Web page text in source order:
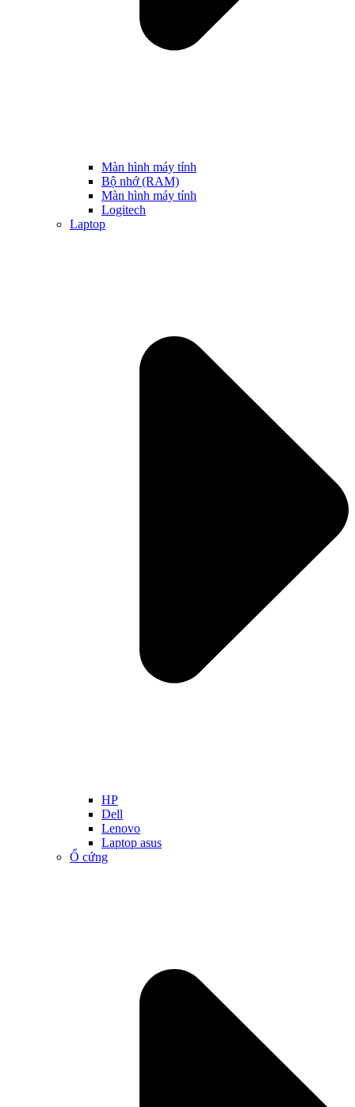
Màn hình máy tính
Bộ nhớ (RAM)
Màn hình máy tính
Logitech
Laptop
HP
Dell
Lenovo
Laptop asus
Ổ cứng